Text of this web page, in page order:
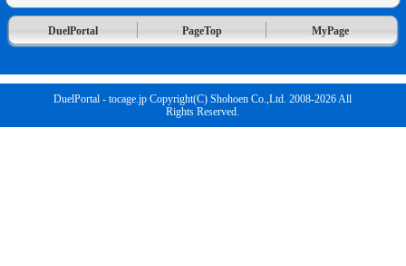
DuelPortal PageTop MyPage
DuelPortal - tocage.jp Copyright(C) Shohoen Co.,Ltd. 2008-2026 All
Rights Reserved.